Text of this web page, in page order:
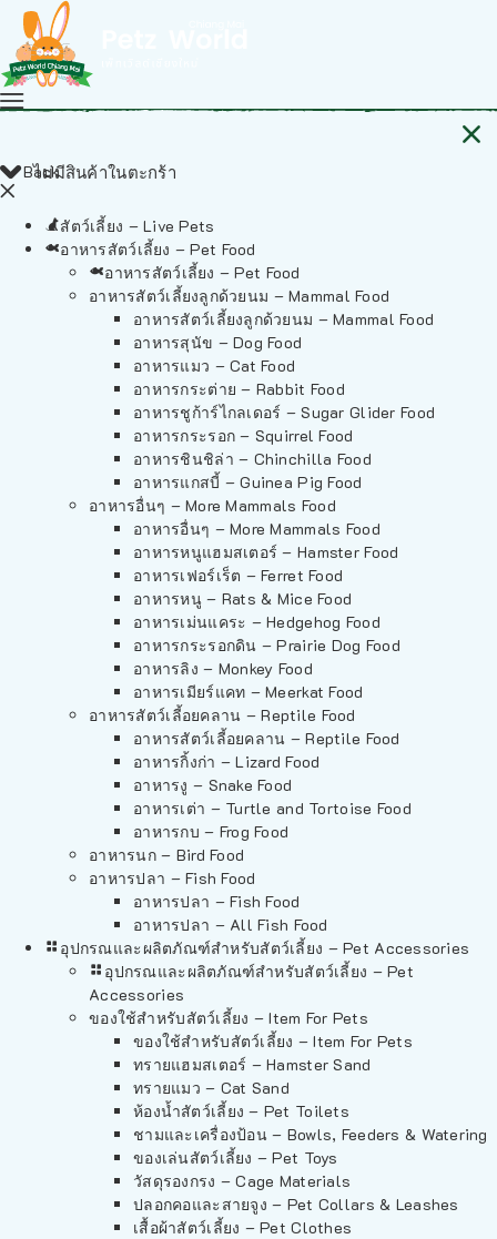
ไม่มีสินค้าในตะกร้า
Back
สัตว์เลี้ยง – Live Pets
อาหารสัตว์เลี้ยง – Pet Food
อาหารสัตว์เลี้ยง – Pet Food
อาหารสัตว์เลี้ยงลูกด้วยนม – Mammal Food
อาหารสัตว์เลี้ยงลูกด้วยนม – Mammal Food
อาหารสุนัข – Dog Food
อาหารแมว – Cat Food
อาหารกระต่าย – Rabbit Food
อาหารชูก้าร์ไกลเดอร์ – Sugar Glider Food
อาหารกระรอก – Squirrel Food
อาหารชินชิล่า – Chinchilla Food
อาหารแกสบี้ – Guinea Pig Food
อาหารอื่นๆ – More Mammals Food
อาหารอื่นๆ – More Mammals Food
อาหารหนูแฮมสเตอร์ – Hamster Food
อาหารเฟอร์เร็ต – Ferret Food
อาหารหนู – Rats & Mice Food
อาหารเม่นแคระ – Hedgehog Food
อาหารกระรอกดิน – Prairie Dog Food
อาหารลิง – Monkey Food
อาหารเมียร์แคท – Meerkat Food
อาหารสัตว์เลี้อยคลาน – Reptile Food
อาหารสัตว์เลี้อยคลาน – Reptile Food
อาหารกิ้งก่า – Lizard Food
อาหารงู – Snake Food
อาหารเต่า – Turtle and Tortoise Food
อาหารกบ – Frog Food
อาหารนก – Bird Food
อาหารปลา – Fish Food
อาหารปลา – Fish Food
อาหารปลา – All Fish Food
อุปกรณและผลิตภัณฑ์สำหรับสัตว์เลี้ยง – Pet Accessories
อุปกรณและผลิตภัณฑ์สำหรับสัตว์เลี้ยง – Pet
Accessories
ของใช้สำหรับสัตว์เลี้ยง – Item For Pets
ของใช้สำหรับสัตว์เลี้ยง – Item For Pets
ทรายแฮมสเตอร์ – Hamster Sand
ทรายแมว – Cat Sand
ห้องน้ำสัตว์เลี้ยง – Pet Toilets
ชามและเครื่องป้อน – Bowls, Feeders & Watering
ของเล่นสัตว์เลี้ยง – Pet Toys
วัสดุรองกรง – Cage Materials
ปลอกคอและสายจูง – Pet Collars & Leashes
เสื้อผ้าสัตว์เลี้ยง – Pet Clothes